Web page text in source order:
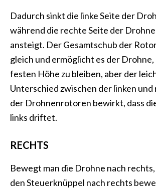
Dadurch sinkt die linke Seite der
während die rechte Seite der
ansteigt. Der Gesamtschub der
gleich und ermöglicht es der
festen Höhe zu bleiben, aber der
Unterschied zwischen der linken
der Drohnenrotoren bewirkt, dass
links driftet.
RECHTS
Bewegt man die Drohne nach rechts,
den Steuerknüppel nach rechts